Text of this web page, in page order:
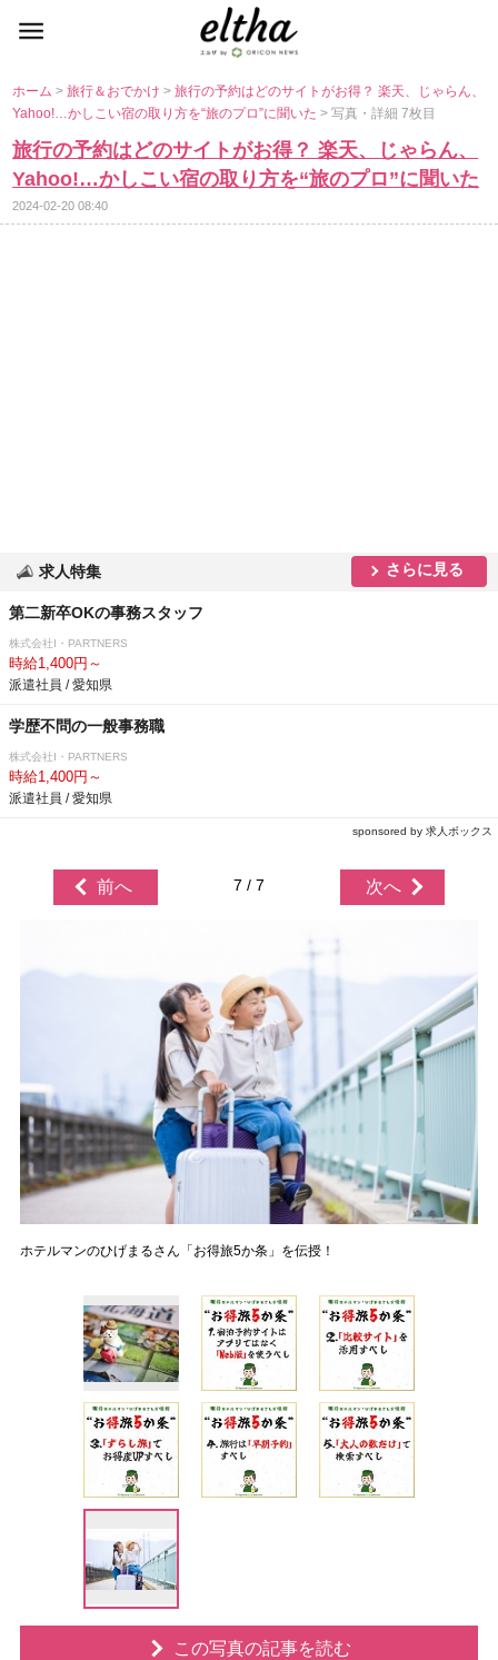
ホーム>旅行＆おでかけ>旅行の予約はどのサイトがお得？ 楽天、じゃらん、
Yahoo!…かしこい宿の取り方を“旅のプロ”に聞いた> 写真・詳細 7枚目
旅行の予約はどのサイトがお得？ 楽天、じゃらん、
Yahoo!…かしこい宿の取り方を“旅のプロ”に聞いた
2024-02-20 08:40
求人特集 さらに見る
第二新卒OKの事務スタッフ
株式会社I・PARTNERS
時給1,400円～
派遣社員 / 愛知県
学歴不問の一般事務職
株式会社I・PARTNERS
時給1,400円～
派遣社員 / 愛知県
sponsored by 求人ボックス
前へ 7 / 7 次へ
ホテルマンのひげまるさん「お得旅5か条」を伝授！
この写真の記事を読む